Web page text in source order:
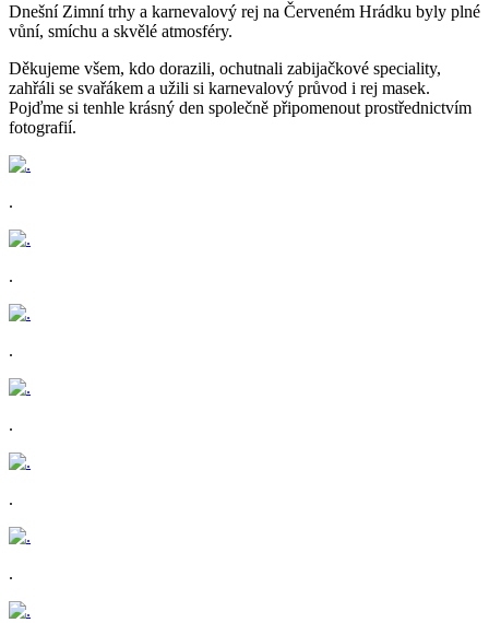
Dnešní Zimní trhy a karnevalový rej na Červeném Hrádku byly plné
vůní, smíchu a skvělé atmosféry.
Děkujeme všem, kdo dorazili, ochutnali zabijačkové speciality,
zahřáli se svařákem a užili si karnevalový průvod i rej masek.
Pojďme si tenhle krásný den společně připomenout prostřednictvím
fotografií.
.
.
.
.
.
.